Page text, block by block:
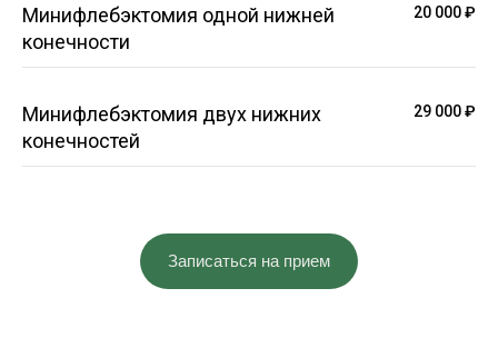
Минифлебэктомия одной нижней
конечности
20 000 ₽
Минифлебэктомия двух нижних
конечностей
29 000 ₽
Записаться на прием